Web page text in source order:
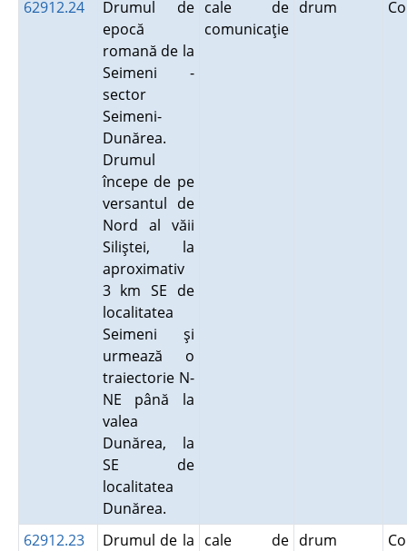
62912.24
Drumul de
epocă
romană de la
Seimeni -
sector
Seimeni-
Dunărea.
Drumul
începe de pe
versantul de
Nord al văii
Siliştei, la
aproximativ
3 km SE de
localitatea
Seimeni şi
urmează o
traiectorie N-
NE până la
valea
Dunărea, la
SE de
localitatea
Dunărea.
cale de
comunicaţie
drum
62912.23
Drumul de la cale de drum